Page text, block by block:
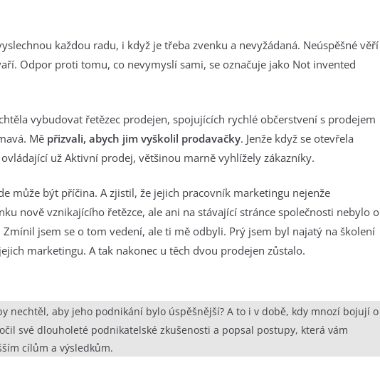
každou radu, i když je třeba zvenku a nevyžádaná. Neúspěšné věří
Odpor proti tomu, co nevymyslí sami, se označuje jako Not invented
vybudovat řetězec prodejen, spojujících rychlé občerstvení s prodejem
Mě přizvali, abych jim vyškolil prodavačky. Jenže když se otevřela
už Aktivní prodej, většinou marně vyhlížely zákazníky.
může být příčina. A zjistil, že jejich pracovník marketingu nejenže
nově vznikajícího řetězce, ale ani na stávající stránce společnosti nebylo o
jsem se o tom vedení, ale ti mě odbyli. Prý jsem byl najatý na školení
marketingu. A tak nakonec u těch dvou prodejen zůstalo.
nechtěl, aby jeho podnikání bylo úspěšnější? A to i v době, kdy mnozí bojují o
své dlouholeté podnikatelské zkušenosti a popsal postupy, která vám
cílům a výsledkům.